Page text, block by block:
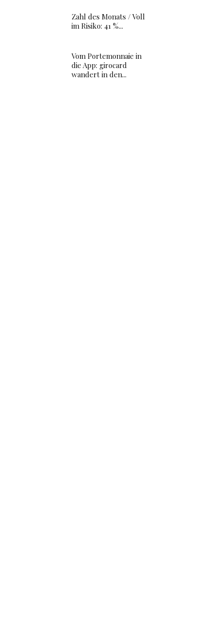
Zahl des Monats / Voll
im Risiko: 41 %...
Vom Portemonnaie in
die App: girocard
wandert in den...